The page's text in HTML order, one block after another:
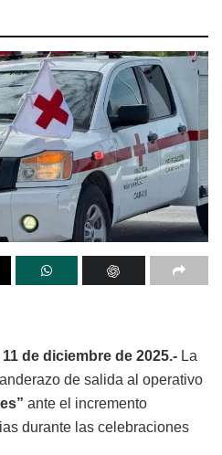
de diciembre de 2025.- La
de salida al operativo
ante el incremento
durante las celebraciones